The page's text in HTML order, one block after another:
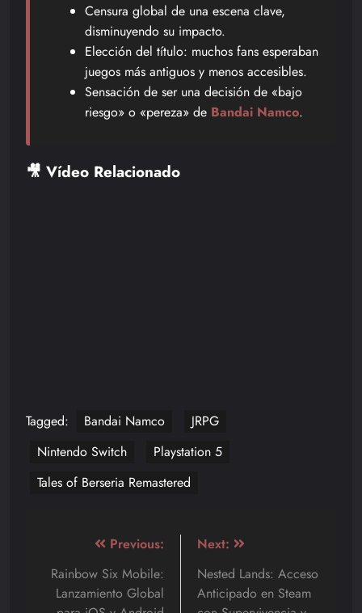
Censura global de una escena clave,
disminuyendo su impacto.
Elección del título: muchos fans esperaban
juegos más antiguos y menos accesibles.
Sensación de ser una decisión de «bajo
riesgo» o «pereza» de Bandai Namco.
🎥 Vídeo Relacionado
Tagged: Bandai Namco
JRPG
Nintendo Switch
Playstation 5
Tales of Berseria Remastered
Navegación
de
entradas
Previous:
Rainbow Six Mobile:
Lanzamiento Global
Next:
Nested Lands: Acceso
Anticipado en Steam